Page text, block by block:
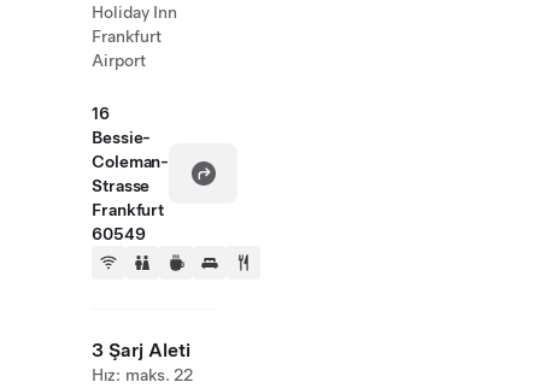
Holiday Inn
Frankfurt
Airport
16
Bessie-
Coleman-
Strasse
Frankfurt
60549
3 Şarj Aleti
Hız: maks. 22